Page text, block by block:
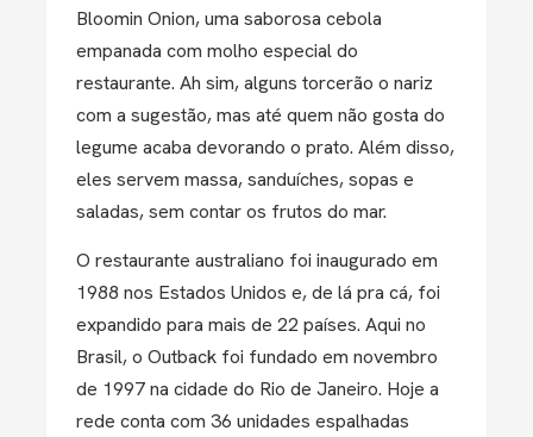
Bloomin Onion, uma saborosa cebola
empanada com molho especial do
restaurante. Ah sim, alguns torcerão o nariz
com a sugestão, mas até quem não gosta do
legume acaba devorando o prato. Além disso,
eles servem massa, sanduíches, sopas e
saladas, sem contar os frutos do mar.
O restaurante australiano foi inaugurado em
1988 nos Estados Unidos e, de lá pra cá, foi
expandido para mais de 22 países. Aqui no
Brasil, o Outback foi fundado em novembro
de 1997 na cidade do Rio de Janeiro. Hoje a
rede conta com 36 unidades espalhadas